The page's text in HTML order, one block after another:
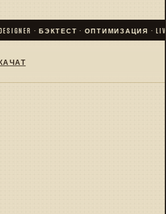
· БЭКТЕСТ · ОПТИМИЗАЦИЯ · LIVE✦
ЧАТ